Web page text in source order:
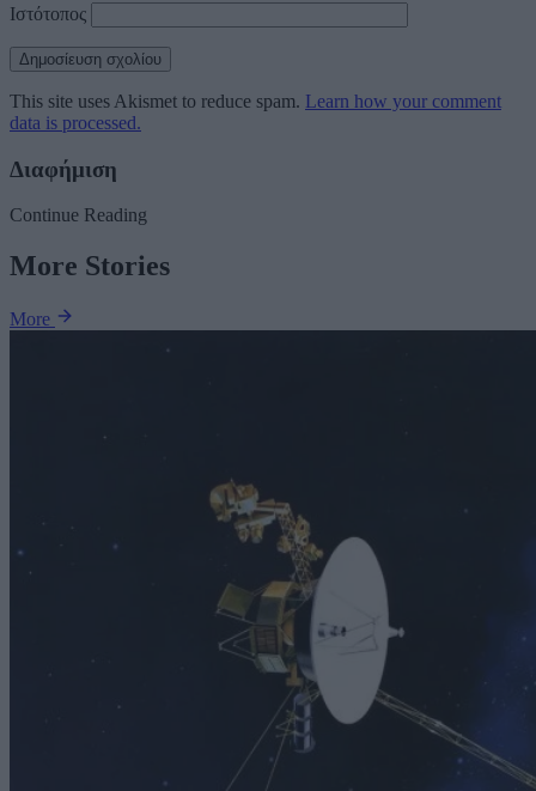
Ιστότοπος
This site uses Akismet to reduce spam. Learn how your comment
data is processed.
Διαφήμιση
Continue Reading
More Stories
More